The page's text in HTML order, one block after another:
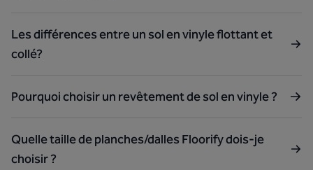
Les différences entre un sol en vinyle flottant et
collé?
Pourquoi choisir un revêtement de sol en vinyle ?
Quelle taille de planches/dalles Floorify dois-je
choisir ?